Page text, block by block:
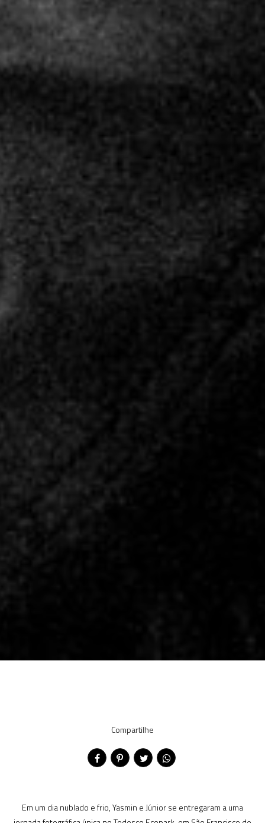
Compartilhe
Em um dia nublado e frio, Yasmin e Júnior se entregaram a uma